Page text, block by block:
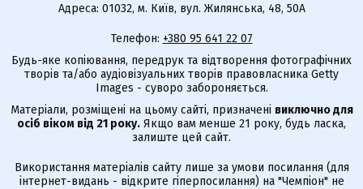
Адреса: 01032, м. Київ, вул. Жилянська, 48, 50А
Телефон: +380 95 641 22 07
Будь-яке копіювання, передрук та відтворення фотографічних
творів та/або аудіовізуальних творів правовласника Getty
Images - суворо забороняється.
Матеріали, розміщені на цьому сайті, призначені виключно для
осіб віком від 21 року. Якщо вам менше 21 року, будь ласка,
залиште цей сайт.
Використання матеріалів сайту лише за умови посилання (для
інтернет-видань - відкрите гіперпосилання) на "Чемпіон" не